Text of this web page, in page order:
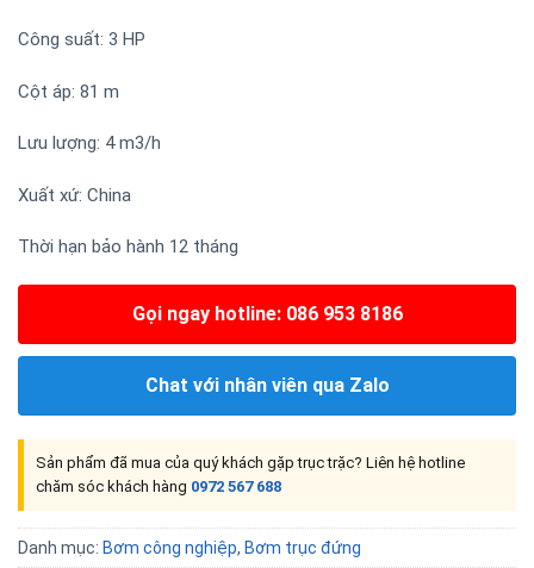
Công suất: 3 HP
Cột áp: 81 m
Lưu lượng: 4 m3/h
Xuất xứ: China
Thời hạn bảo hành 12 tháng
Gọi ngay hotline: 086 953 8186
Chat với nhân viên qua Zalo
Sản phẩm đã mua của quý khách gặp trục trặc? Liên hệ hotline
chăm sóc khách hàng 0972 567 688
Danh mục: Bơm công nghiệp, Bơm trục đứng